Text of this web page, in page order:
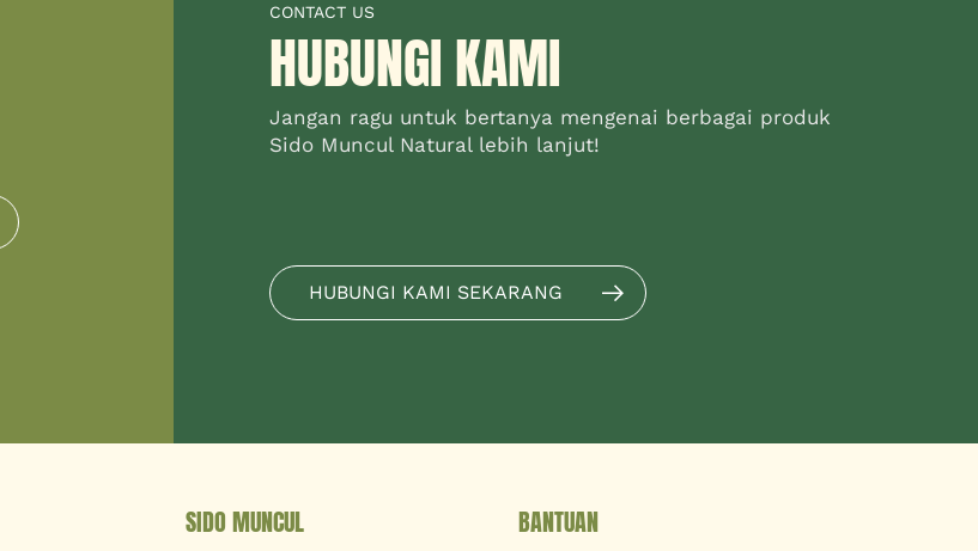
CONTACT US
HUBUNGI KAMI
Jangan ragu untuk bertanya mengenai berbagai produk
Sido Muncul Natural lebih lanjut!
HUBUNGI KAMI SEKARANG
SIDO MUNCUL BANTUAN